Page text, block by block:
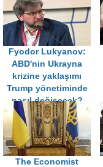
Fyodor Lukyanov:
ABD'nin Ukrayna
krizine yaklaşımı
Trump yönetiminde
nasıl değişecek?
The Economist